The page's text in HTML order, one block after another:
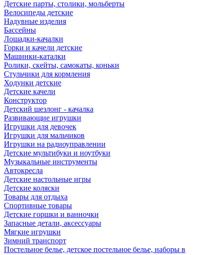
Детские парты, столики, мольберты
Велосипеды детские
Надувные изделия
Бассейны
Лошадки-качалки
Горки и качели детские
Машинки-каталки
Ролики, скейты, самокаты, коньки
Стульчики для кормления
Ходунки детские
Детские качели
Конструктор
Детский шезлонг - качалка
Развивающие игрушки
Игрушки для девочек
Игрушки для мальчиков
Игрушки на радиоуправлении
Детские мультибуки и ноутбуки
Музыкальные инструменты
Автокресла
Детские настольные игры
Детские коляски
Товары для отдыха
Спортивные товары
Детские горшки и ванночки
Запасные детали, аксессуары
Мягкие игрушки
Зимний транспорт
Постельное белье, детское постельное белье, наборы в